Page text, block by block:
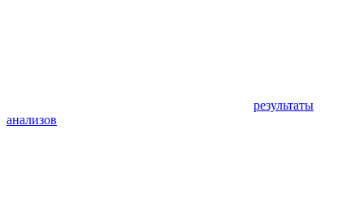
результаты
анализов